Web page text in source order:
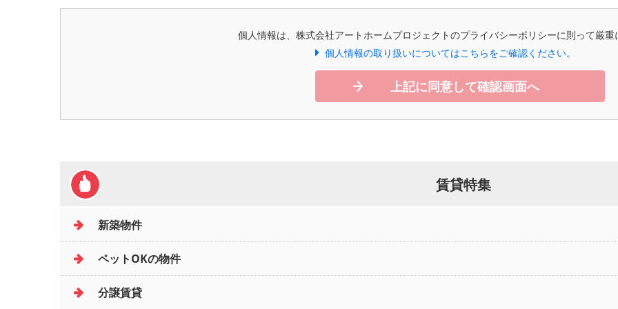
個人情報は、株式会社アートホームプロジェクトのプライバシーポリシーに則って厳重
個人情報の取り扱いについてはこちらをご確認ください。
上記に同意して確認画面へ
賃貸特集
新築物件
ペットOKの物件
分譲賃貸